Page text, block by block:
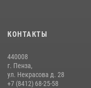
сборов «Гвардеец» с
Начальник Управления
Пучков посетил 55-й
КОНТАКТЫ
440008
г. Пенза,
ул. Некрасова д. 28
+7 (8412) 68-25-58